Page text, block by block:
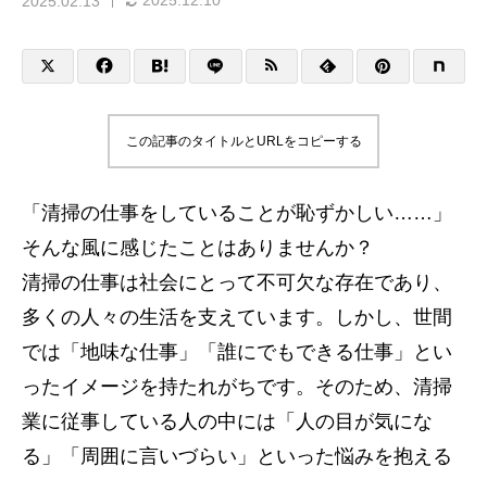
この記事のタイトルとURLをコピーする
「清掃の仕事をしていることが恥ずかしい……」
そんな風に感じたことはありませんか？
清掃の仕事は社会にとって不可欠な存在であり、
多くの人々の生活を支えています。しかし、世間
では「地味な仕事」「誰にでもできる仕事」とい
ったイメージを持たれがちです。そのため、清掃
業に従事している人の中には「人の目が気にな
る」「周囲に言いづらい」といった悩みを抱える